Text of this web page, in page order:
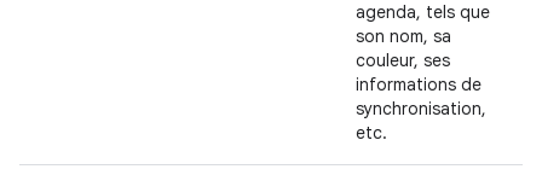
agenda, tels que
son nom, sa
couleur, ses
informations de
synchronisation,
etc.